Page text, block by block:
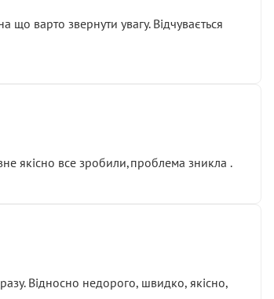
варто звернути увагу. Відчувається
якісно все зробили,проблема зникла .
Відносно недорого, швидко, якісно,